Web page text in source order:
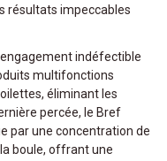
résultats impeccables
indéfectible
multifonctions
éliminant les
percée, le Bref
par une concentration de
boule, offrant une